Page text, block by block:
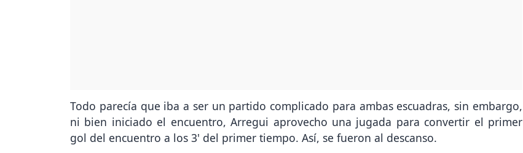
Todo parecía que iba a ser un partido complicado para ambas escuadras, sin embargo,
ni bien iniciado el encuentro, Arregui aprovecho una jugada para convertir el primer
gol del encuentro a los 3' del primer tiempo. Así, se fueron al descanso.